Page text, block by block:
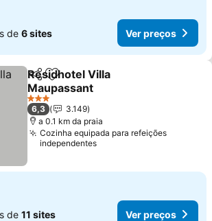
de 6 sites Ver preços
PartilharAdicionar aos favoritos
Residhotel Villa
Maupassant
3 Estrelas
6,3
3.149
a 0.1 km da praia
Cozinha equipada para refeições
independentes
de 11 sites Ver preços